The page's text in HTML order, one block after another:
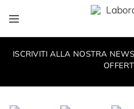
LaboratorioN14
your
make-
ISCRIVITI ALLA NOSTRA